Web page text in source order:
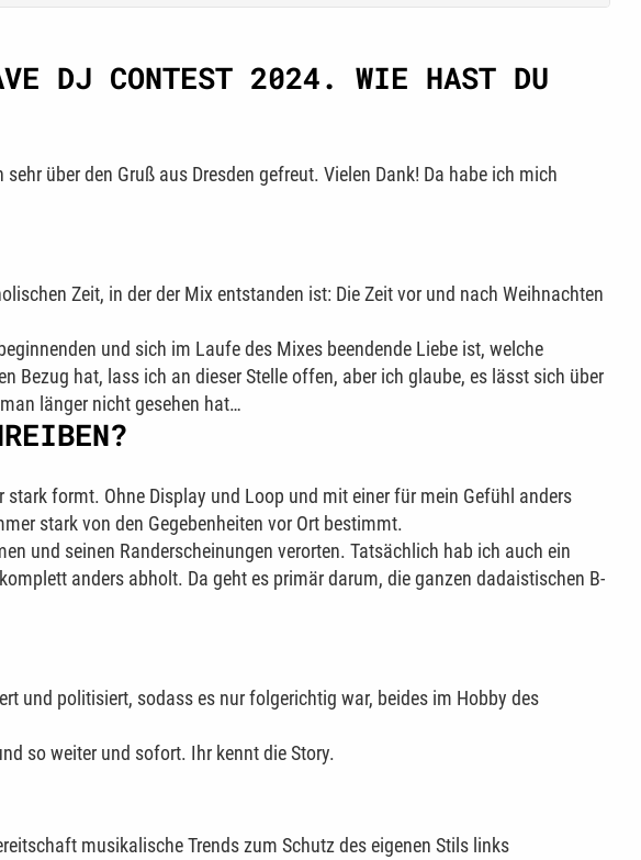
DJ CONTEST 2024. WIE HAST DU
über den Gruß aus Dresden gefreut. Vielen Dank! Da habe ich mich
Zeit, in der der Mix entstanden ist: Die Zeit vor und nach Weihnachten
und sich im Laufe des Mixes beendende Liebe ist, welche
Bezug hat, lass ich an dieser Stelle offen, aber ich glaube, es lässt sich über
länger nicht gesehen hat…
formt. Ohne Display und Loop und mit einer für mein Gefühl anders
stark von den Gegebenheiten vor Ort bestimmt.
und seinen Randerscheinungen verorten. Tatsächlich hab ich auch ein
anders abholt. Da geht es primär darum, die ganzen dadaistischen B-
und politisiert, sodass es nur folgerichtig war, beides im Hobby des
so weiter und sofort. Ihr kennt die Story.
musikalische Trends zum Schutz des eigenen Stils links